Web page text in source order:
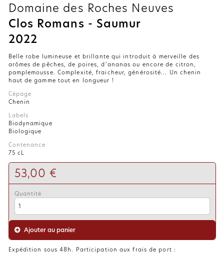
Domaine des Roches Neuves
Clos Romans - Saumur
2022
Belle robe lumineuse et brillante qui introduit à merveille des
arômes de pêches, de poires, d’ananas ou encore de citron,
pamplemousse. Complexité, fraicheur, générosité... Un chenin
haut de gamme tout en longueur !
Cépage
Chenin
Labels
Biodynamique
Biologique
Contenance
75 cL
53,00 €
Quantité
Ajouter au panier
Expédition sous 48h. Participation aux frais de port :